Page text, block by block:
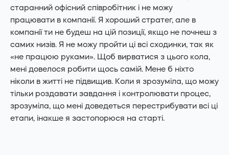
старанний офісний співробітник і не можу
працювати в компанії. Я хороший стратег, але в
компанії ти не будеш на цій позиції, якщо не почнеш з
самих низів. Я не можу пройти ці всі сходинки, так як
«не працюю руками». Щоб вирватися з цього кола,
мені довелося робити щось самій. Мене б ніхто
ніколи в житті не підвищив. Коли я зрозуміла, що можу
тільки роздавати завдання і контролювати процес,
зрозуміла, що мені доведеться перестрибувати всі ці
етапи, інакше я застопорюся на старті.